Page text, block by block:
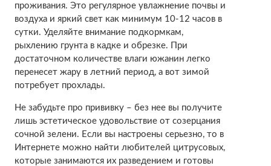
проживания. Это регулярное увлажнение почвы и
воздуха и яркий свет как минимум 10-12 часов в
сутки. Уделяйте внимание подкормкам,
рыхлению грунта в кадке и обрезке. При
достаточном количестве влаги южанин легко
перенесет жару в летний период, а вот зимой
потребует прохлады.
Не забудьте про прививку – без нее вы получите
лишь эстетическое удовольствие от созерцания
сочной зелени. Если вы настроены серьезно, то в
Интернете можно найти любителей цитрусовых,
которые занимаются их разведением и готовы